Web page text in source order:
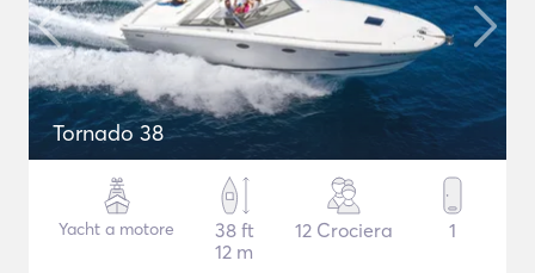
Tornado 38
Yacht a motore
38 ft
12 m
12 Crociera 1